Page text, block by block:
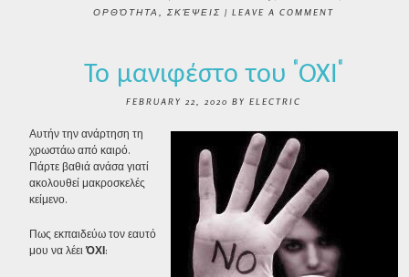
ΟΡΘΌΤΗΤΑ
ΣΚΈΨΕΙΣ | LEAVE A COMMENT
Το μανιφέστο του “ΌΧΙ”
FEBRUARY 22, 2020 BY ELECTRIC
Αυτήν την ανάρτηση τη
χρωστάω από καιρό.
Πάρτε βαθιά ανάσα γιατί
ακολουθεί μακροσκελές
κείμενο.
Πως εκπαιδεύω τον εαυτό
μου να λέειΌΧΙ: